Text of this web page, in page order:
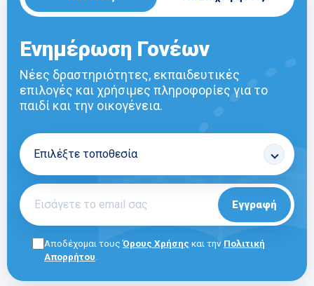
Ενημέρωση Γονέων
Νέες δραστηριότητες, εκπαιδευτικές
επιλογές και χρήσιμες πληροφορίες για το
παιδί και την οικογένεια.
Εγγραφή
Αποδέχομαι τουςΌρους Χρήσης και την Πολιτική
Απορρήτου